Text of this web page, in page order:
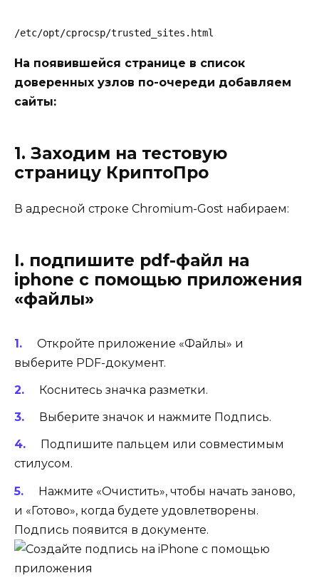
/etc/opt/cprocsp/trusted_sites.html
На появившейся странице в список
доверенных узлов по-очереди добавляем
сайты:
1. Заходим на тестовую
страницу КриптоПро
В адресной строке Chromium-Gost набираем:
I. подпишите pdf-файл на
iphone с помощью приложения
«файлы»
Откройте приложение «Файлы» и
выберите PDF-документ.
Коснитесь значка разметки.
Выберите значок и нажмите Подпись.
Подпишите пальцем или совместимым
стилусом.
Нажмите «Очистить», чтобы начать заново,
и «Готово», когда будете удовлетворены.
Подпись появится в документе.